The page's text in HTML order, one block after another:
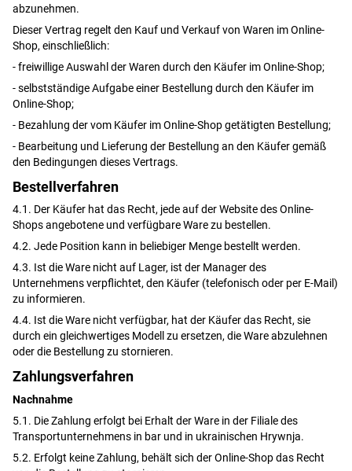
abzunehmen.
Dieser Vertrag regelt den Kauf und Verkauf von Waren im Online-
Shop, einschließlich:
- freiwillige Auswahl der Waren durch den Käufer im Online-Shop;
- selbstständige Aufgabe einer Bestellung durch den Käufer im
Online-Shop;
- Bezahlung der vom Käufer im Online-Shop getätigten Bestellung;
- Bearbeitung und Lieferung der Bestellung an den Käufer gemäß
den Bedingungen dieses Vertrags.
Bestellverfahren
4.1. Der Käufer hat das Recht, jede auf der Website des Online-
Shops angebotene und verfügbare Ware zu bestellen.
4.2. Jede Position kann in beliebiger Menge bestellt werden.
4.3. Ist die Ware nicht auf Lager, ist der Manager des
Unternehmens verpflichtet, den Käufer (telefonisch oder per E-Mail)
zu informieren.
4.4. Ist die Ware nicht verfügbar, hat der Käufer das Recht, sie
durch ein gleichwertiges Modell zu ersetzen, die Ware abzulehnen
oder die Bestellung zu stornieren.
Zahlungsverfahren
Nachnahme
5.1. Die Zahlung erfolgt bei Erhalt der Ware in der Filiale des
Transportunternehmens in bar und in ukrainischen Hrywnja.
5.2. Erfolgt keine Zahlung, behält sich der Online-Shop das Recht